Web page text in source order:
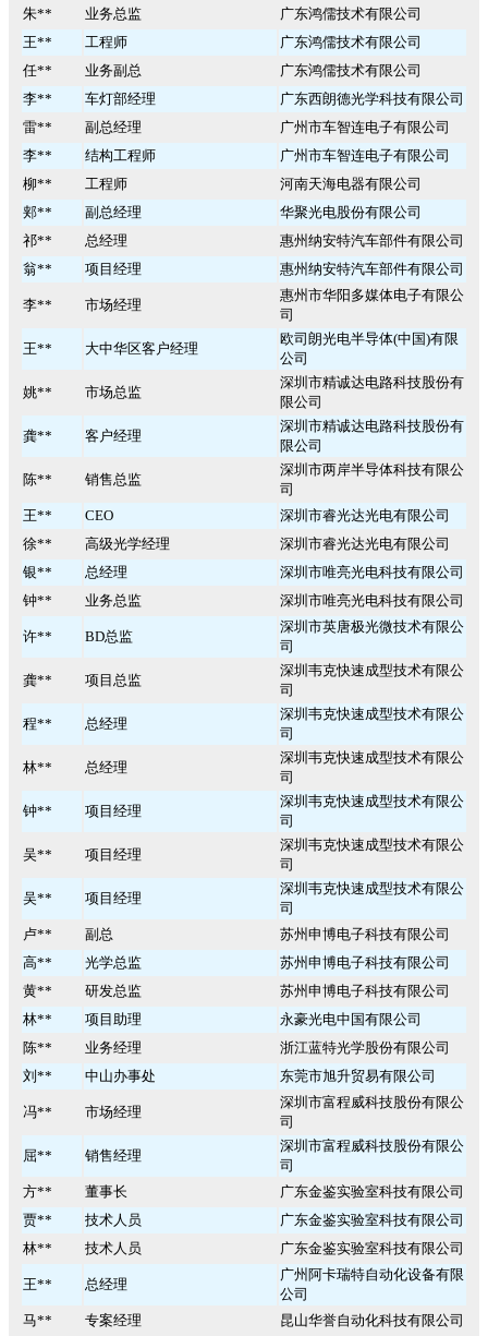
朱**
业务总监
广东鸿儒技术有限公司
王**
工程师
广东鸿儒技术有限公司
任**
业务副总
广东鸿儒技术有限公司
李**
车灯部经理
广东西朗德光学科技有限公司
雷**
副总经理
广州市车智连电子有限公司
李**
结构工程师
广州市车智连电子有限公司
柳**
工程师
河南天海电器有限公司
郏**
副总经理
华聚光电股份有限公司
祁**
总经理
惠州纳安特汽车部件有限公司
翁**
项目经理 惠州纳安特汽车部件有限公司
李** 市场经理
惠州市华阳多媒体电子有限公
司
王** 大中华区客户经理
欧司朗光电半导体(中国)有限
公司
姚** 市场总监
深圳市精诚达电路科技股份有
限公司
龚** 客户经理
深圳市精诚达电路科技股份有
限公司
陈** 销售总监
深圳市两岸半导体科技有限公
司
王**
CEO
深圳市睿光达光电有限公司
徐**
高级光学经理
深圳市睿光达光电有限公司
银**
总经理
深圳市唯亮光电科技有限公司
钟**
业务总监 深圳市唯亮光电科技有限公司
许** BD总监
深圳市英唐极光微技术有限公
司
龚** 项目总监
深圳韦克快速成型技术有限公
司
程** 总经理
深圳韦克快速成型技术有限公
司
林** 总经理
深圳韦克快速成型技术有限公
司
钟** 项目经理
深圳韦克快速成型技术有限公
司
吴** 项目经理
深圳韦克快速成型技术有限公
司
吴** 项目经理
深圳韦克快速成型技术有限公
司
卢**
副总
苏州申博电子科技有限公司
高**
光学总监
苏州申博电子科技有限公司
黄**
研发总监
苏州申博电子科技有限公司
林**
项目助理
永豪光电中国有限公司
陈**
业务经理
浙江蓝特光学股份有限公司
刘**
中山办事处 东莞市旭升贸易有限公司
冯** 市场经理
深圳市富程威科技股份有限公
司
屈** 销售经理
深圳市富程威科技股份有限公
司
方**
董事长
广东金鉴实验室科技有限公司
贾**
技术人员
广东金鉴实验室科技有限公司
林**
技术人员 广东金鉴实验室科技有限公司
王** 总经理
广州阿卡瑞特自动化设备有限
公司
马**
专案经理 昆山华誉自动化科技有限公司